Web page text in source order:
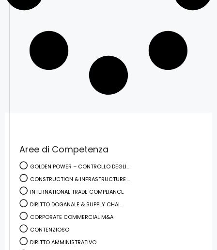
Aree di Competenza
GOLDEN POWER – CONTROLLO DEGLI...
CONSTRUCTION & INFRASTRUCTURE ...
INTERNATIONAL TRADE COMPLIANCE
DIRITTO DOGANALE & SUPPLY CHAI...
CORPORATE COMMERCIAL M&A
CONTENZIOSO
DIRITTO AMMINISTRATIVO